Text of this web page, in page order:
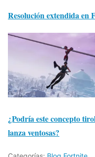
Resolución extendida en
¿Podría este concepto
lanza ventosas?